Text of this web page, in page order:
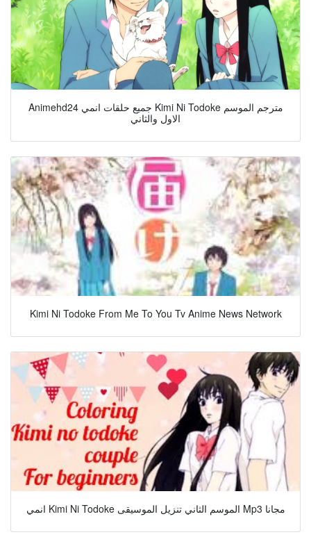
Animehd24 جميع حلقات انمي Kimi Ni Todoke مترجم الموسم
الاول والثاني
Kimi Ni Todoke From Me To You Tv Anime News Network
انمي Kimi Ni Todoke الموسم الثاني تنزيل الموسيقى Mp3 مجانا